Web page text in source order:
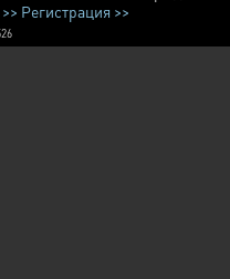
Регистрация >>